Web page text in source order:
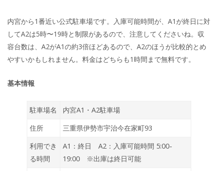
内宮から1番近い公式駐車場です。入庫可能時間が、A1が終日に対
してA2は5時〜19時と制限があるので、注意してくださいね。収
容台数は、A2がA1の約3倍ほどあるので、A2のほうが比較的とめ
やすいかもしれません。料金はどちらも1時間まで無料です。
基本情報
駐車場名
内宮A1・A2駐車場
住所
三重県伊勢市宇治今在家町93
利用でき
る時間
A1：終日 A2：入庫可能時間 5:00-
19:00 ※出庫は終日可能